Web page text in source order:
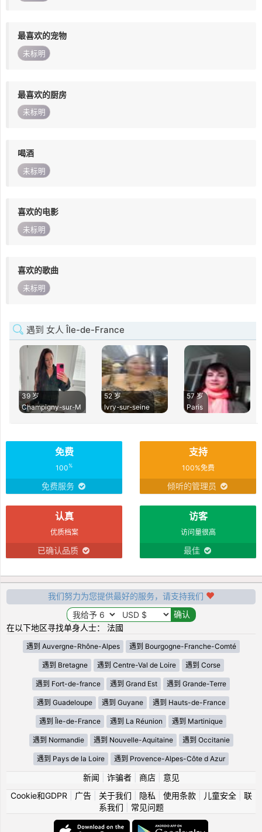
最喜欢的宠物
未标明
最喜欢的厨房
未标明
喝酒
未标明
喜欢的电影
未标明
喜欢的歌曲
未标明
遇到 女人 Île-de-France
39 岁
Champigny-sur-M
52 岁
Ivry-sur-seine
57 岁
Paris
免费
100%
免费服务
支持
100%免费
倾听的管理员
认真
优质档案
已确认品质
访客
访问量很高
最佳
我们努力为您提供最好的服务，请支持我们
在以下地区寻找单身人士： 法國
遇到 Auvergne-Rhône-Alpes 遇到 Bourgogne-Franche-Comté
遇到 Bretagne 遇到 Centre-Val de Loire 遇到 Corse
遇到 Fort-de-france 遇到 Grand Est 遇到 Grande-Terre
遇到 Guadeloupe 遇到 Guyane 遇到 Hauts-de-France
遇到 Île-de-France 遇到 La Réunion 遇到 Martinique
遇到 Normandie 遇到 Nouvelle-Aquitaine 遇到 Occitanie
遇到 Pays de la Loire 遇到 Provence-Alpes-Côte d Azur
新闻 诈骗者| 商店| 意见
Cookie和GDPR
广告| 关于我们 隐私 使用条款| 儿童安全| 联
系我们
常见问题